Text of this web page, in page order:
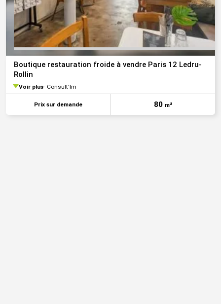
Boutique restauration froide à vendre Paris 12 Ledru-
Rollin
Voir plus Consult'Im
Prix sur demande 80 m²